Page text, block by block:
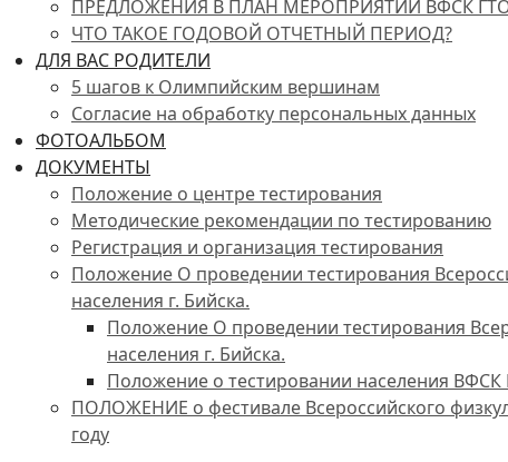
ПРЕДЛОЖЕНИЯ В ПЛАН МЕРОПРИЯТИЙ ВФСК
ЧТО ТАКОЕ ГОДОВОЙ ОТЧЕТНЫЙ ПЕРИОД?
ДЛЯ ВАС РОДИТЕЛИ
5 шагов к Олимпийским вершинам
Согласие на обработку персональных данных
ФОТОАЛЬБОМ
ДОКУМЕНТЫ
Положение о центре тестирования
Методические рекомендации по тестированию
Регистрация и организация тестирования
Положение О проведении тестирования
населения г. Бийска.
Положение О проведении тестирования
населения г. Бийска.
Положение о тестировании населения ВФСК
ПОЛОЖЕНИЕ о фестивале Всероссийского
году